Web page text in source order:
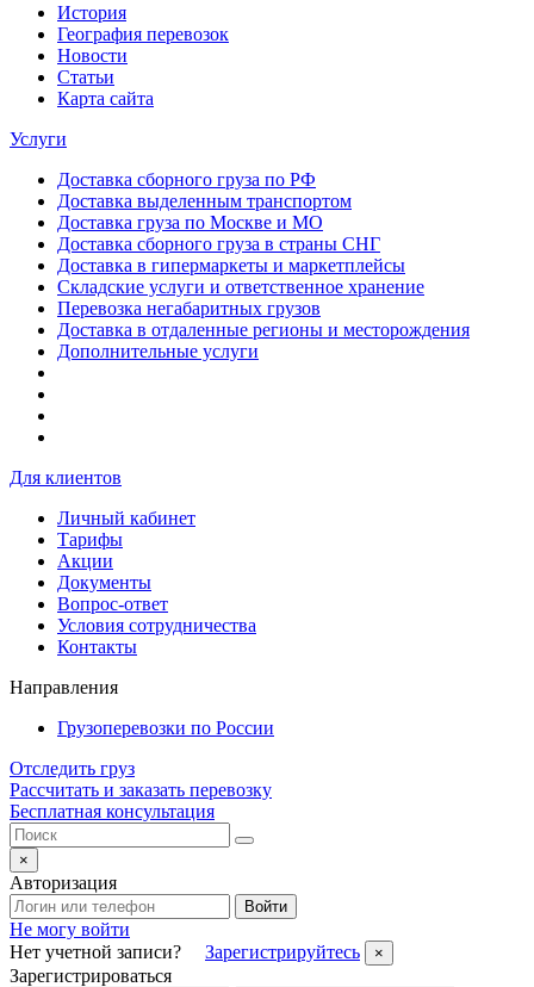
История
География перевозок
Новости
Статьи
Карта сайта
Услуги
Доставка сборного груза по РФ
Доставка выделенным транспортом
Доставка груза по Москве и МО
Доставка сборного груза в страны СНГ
Доставка в гипермаркеты и маркетплейсы
Складские услуги и ответственное хранение
Перевозка негабаритных грузов
Доставка в отдаленные регионы и месторождения
Дополнительные услуги
Для клиентов
Личный кабинет
Тарифы
Акции
Документы
Вопрос-ответ
Условия сотрудничества
Контакты
Направления
Грузоперевозки по России
Отследить груз
Рассчитать и заказать перевозку
Бесплатная консультация
×
Авторизация
Войти
Не могу войти
Нет учетной записи?
Зарегистрируйтесь ×
Зарегистрироваться